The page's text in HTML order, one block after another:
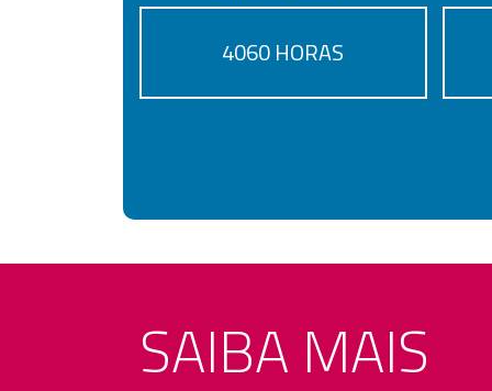
4060 HORAS
SAIBA MAIS